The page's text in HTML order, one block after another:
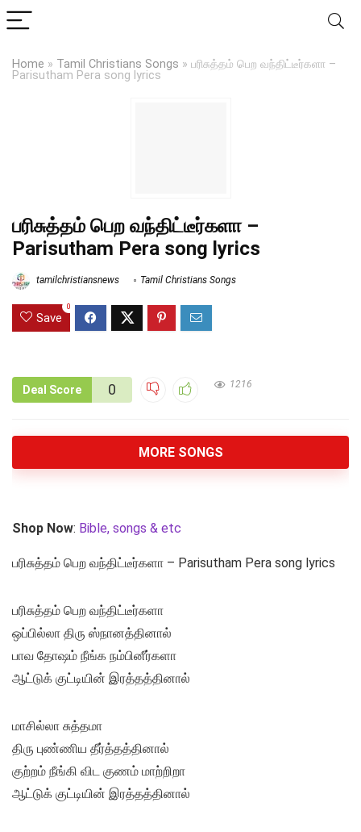
Home » Tamil Christians Songs » பரிசுத்தம் பெற வந்திட்டீர்களா –
Parisutham Pera song lyrics
பரிசுத்தம் பெற வந்திட்டீர்களா –
Parisutham Pera song lyrics
tamilchristiansnews Tamil Christians Songs
Save
0
Deal Score 0 1216
MORE SONGS
Shop Now: Bible, songs & etc
பரிசுத்தம் பெற வந்திட்டீர்களா – Parisutham Pera song lyrics
பரிசுத்தம் பெற வந்திட்டீர்களா
ஒப்பில்லா திரு ஸ்நானத்தினால்
பாவ தோஷம் நீங்க நம்பினீர்களா
ஆட்டுக் குட்டியின் இரத்தத்தினால்
மாசில்லா சுத்தமா
திரு புண்ணிய தீர்த்தத்தினால்
குற்றம் நீங்கி விட குணம் மாற்றிறா
ஆட்டுக் குட்டியின் இரத்தத்தினால்